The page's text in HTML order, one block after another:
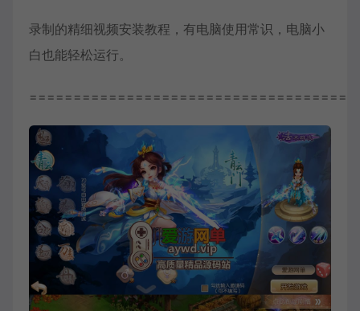
录制的精细视频安装教程，有电脑使用常识，电脑小
白也能轻松运行。